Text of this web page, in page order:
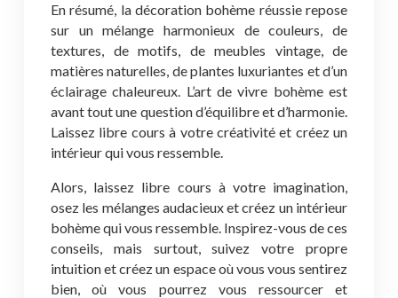
En résumé, la décoration bohème réussie repose
sur un mélange harmonieux de couleurs, de
textures, de motifs, de meubles vintage, de
matières naturelles, de plantes luxuriantes et d’un
éclairage chaleureux. L’art de vivre bohème est
avant tout une question d’équilibre et d’harmonie.
Laissez libre cours à votre créativité et créez un
intérieur qui vous ressemble.
Alors, laissez libre cours à votre imagination,
osez les mélanges audacieux et créez un intérieur
bohème qui vous ressemble. Inspirez-vous de ces
conseils, mais surtout, suivez votre propre
intuition et créez un espace où vous vous sentirez
bien, où vous pourrez vous ressourcer et